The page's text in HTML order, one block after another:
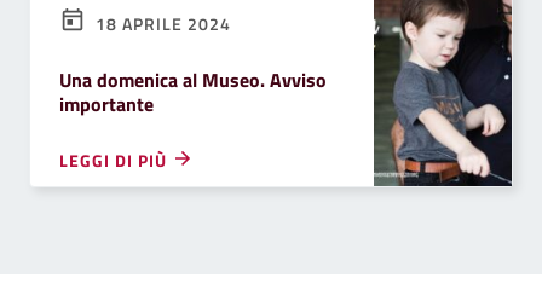
18 APRILE 2024
Una domenica al Museo. Avviso
importante
LEGGI DI PIÙ